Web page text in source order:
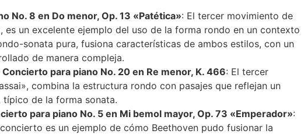
No. 8 en Do menor, Op. 13 «Patética»: El tercer movimiento de
es un excelente ejemplo del uso de la forma rondo en un contexto
sonata pura, fusiona características de ambos estilos, con un
de manera compleja.
para piano No. 20 en Re menor, K. 466: El tercer
combina la estructura rondo con pasajes que reflejan un
de la forma sonata.
para piano No. 5 en Mi bemol mayor, Op. 73 «Emperador»:
es un ejemplo de cómo Beethoven pudo fusionar la